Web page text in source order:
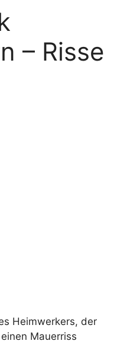
– Risse
Heimwerkers, der
Mauerriss